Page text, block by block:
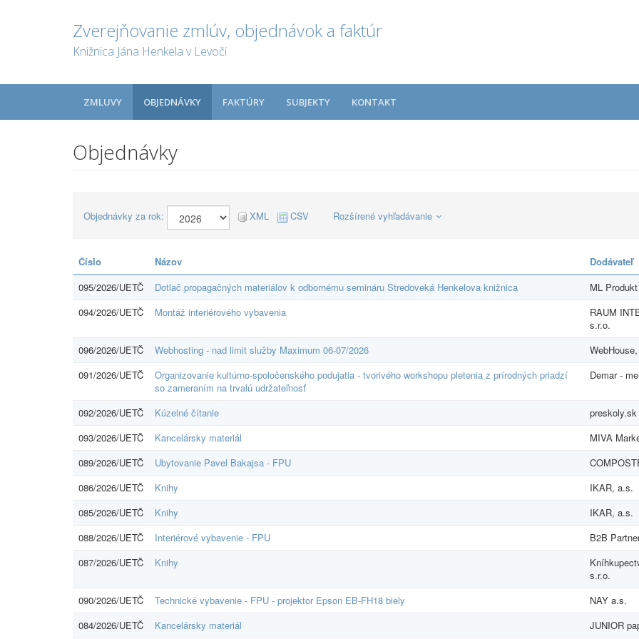
Zverejňovanie zmlúv, objednávok a faktúr
Knižnica Jána Henkela v Levoči
ZMLUVY OBJEDNÁVKY FAKTÚRY SUBJEKTY KONTAKT
Objednávky
Objednávky za rok: XML CSV Rozšírené vyhľadávanie
Číslo Názov
Dodávateľ
095/2026/UETČ
Dotlač propagačných materiálov k odbornému semináru Stredoveká Henkelova knižnica
ML
094/2026/UETČ
Montáž interiérového vybavenia
RAUM
s.r.o.
096/2026/UETČ
Webhosting - nad limit služby Maximum 06-07/2026
091/2026/UETČ
Organizovanie kultúrno-spoločenského podujatia - tvorivého workshopu pletenia z prírodných priadzí
so zameraním na trvalú udržateľnosť
Demar -
092/2026/UETČ Kúzelné čítanie
093/2026/UETČ
Kancelársky materiál
MIVA
089/2026/UETČ
Ubytovanie Pavel Bakajsa - FPU
086/2026/UETČ
Knihy
IKAR, a.s.
085/2026/UETČ
Knihy
IKAR, a.s.
088/2026/UETČ
Interiérové vybavenie - FPU
B2B
087/2026/UETČ
Knihy
s.r.o.
090/2026/UETČ
Technické vybavenie - FPU - projektor Epson EB-FH18 biely
NAY a.s.
084/2026/UETČ
Kancelársky materiál JUNIOR